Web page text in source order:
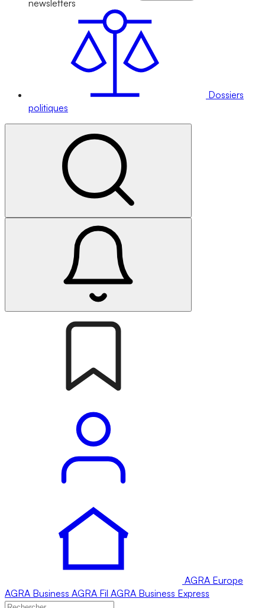
newsletters
Dossiers
politiques
AGRA Europe
AGRA Business AGRA Fil AGRA Business Express